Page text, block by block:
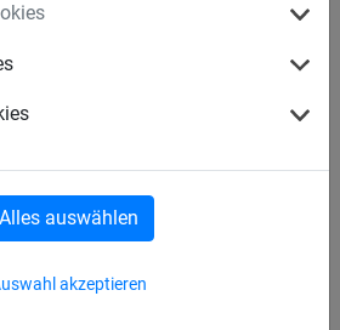
akzeptieren
Alles auswählen
Strickleitern + Taue Taue